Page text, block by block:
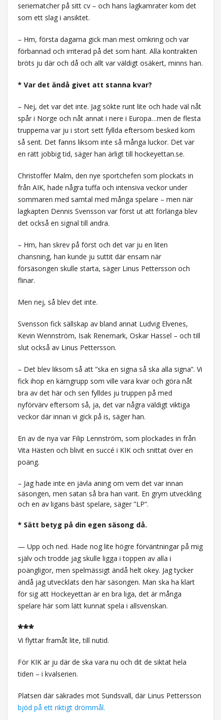
seriematcher på sitt cv – och hans lagkamrater kom det
som ett slag i ansiktet.
– Hm, första dagarna gick man mest omkring och var
förbannad och irriterad på det som hänt. Alla kontrakten
bröts ju där och då och allt var väldigt osäkert, minns han.
* Var det ändå givet att stanna kvar?
– Nej, det var det inte. Jag sökte runt lite och hade väl nåt
spår i Norge och nåt annat i nere i Europa…men de flesta
trupperna var ju i stort sett fyllda eftersom besked kom
så sent. Det fanns liksom inte så många luckor. Det var
en rätt jobbig tid, säger han ärligt till hockeyettan.se.
Christoffer Malm, den nye sportchefen som plockats in
från AIK, hade några tuffa och intensiva veckor under
sommaren med samtal med många spelare – men när
lagkapten Dennis Svensson var först ut att förlänga blev
det också en signal till andra.
– Hm, han skrev på först och det var ju en liten
chansning, han kunde ju suttit där ensam när
försäsongen skulle starta, säger Linus Pettersson och
flinar.
Men nej, så blev det inte.
Svensson fick sällskap av bland annat Ludvig Elvenes,
Kevin Wennström, Isak Renemark, Oskar Hassel – och till
slut också av Linus Pettersson.
– Det blev liksom så att ”ska en signa så ska alla signa”. Vi
fick ihop en kärngrupp som ville vara kvar och göra nåt
bra av det här och sen fylldes ju truppen på med
nyförvärv eftersom så, ja, det var några väldigt viktiga
veckor där innan vi gick på is, säger han.
En av de nya var Filip Lennström, som plockades in från
Vita Hästen och blivit en succé i KIK och snittat över en
poäng.
– Jag hade inte en jävla aning om vem det var innan
säsongen, men satan så bra han varit. En grym utveckling
och en av ligans bäst spelare, säger ”LP”.
* Sätt betyg på din egen säsong då.
— Upp och ned. Hade nog lite högre förväntningar på mig
själv och trodde jag skulle ligga i toppen av alla i
poängligor, men spelmässigt ändå helt okey. Jag tycker
ändå jag utvecklats den här säsongen. Man ska ha klart
för sig att Hockeyettan är en bra liga, det är många
spelare här som lätt kunnat spela i allsvenskan.
***
Vi flyttar framåt lite, till nutid.
För KIK är ju där de ska vara nu och dit de siktat hela
tiden – i kvalserien.
Platsen där säkrades mot Sundsvall, där Linus Pettersson
bjöd på ett riktigt drömmål.